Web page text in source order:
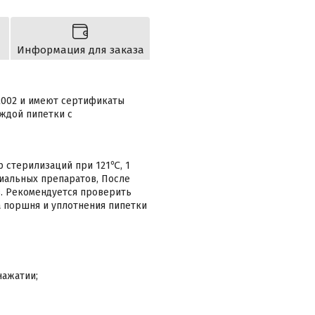
Информация для заказа
и имеют сертификаты
пипетки с
при 121℃, 1
препаратов, После
Рекомендуется проверить
поршня и уплотнения пипетки